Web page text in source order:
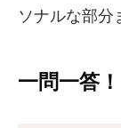
ソナルな部分
一問一答